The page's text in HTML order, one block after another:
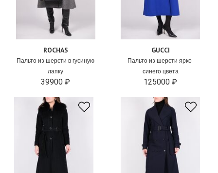
ROCHAS
Пальто из шерсти в гусиную
лапку
39900 ₽
GUCCI
Пальто из шерсти ярко-
синего цвета
125000 ₽